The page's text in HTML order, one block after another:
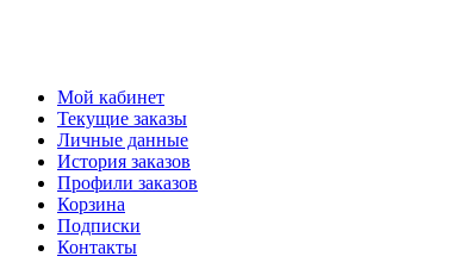
Мой кабинет
Текущие заказы
Личные данные
История заказов
Профили заказов
Корзина
Подписки
Контакты